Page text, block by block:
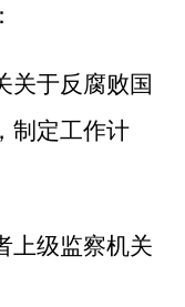
于反腐败国
制定工作计
级监察机关